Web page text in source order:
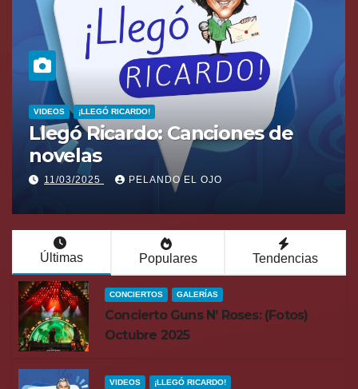
AUDIOS
Pelando el Ojo 11 de marzo 2025
11/03/2025 PELANDO EL OJO
Últimas Populares Tendencias
CONCIERTOS GALERÍAS
Concierto Guns N’ Roses: (Fotos)
Octubre 2025
VIDEOS ¡LLEGÓ RICARDO!